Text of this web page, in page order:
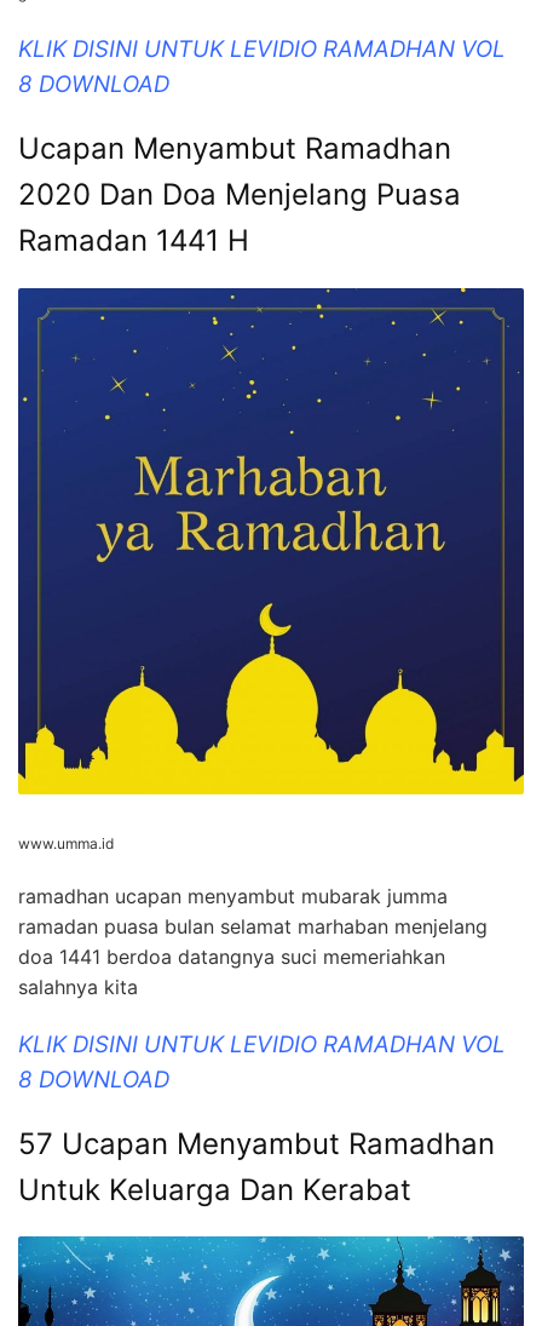
KLIK DISINI UNTUK LEVIDIO RAMADHAN VOL
8 DOWNLOAD
Ucapan Menyambut Ramadhan
2020 Dan Doa Menjelang Puasa
Ramadan 1441 H
www.umma.id
ramadhan ucapan menyambut mubarak jumma
ramadan puasa bulan selamat marhaban menjelang
doa 1441 berdoa datangnya suci memeriahkan
salahnya kita
KLIK DISINI UNTUK LEVIDIO RAMADHAN VOL
8 DOWNLOAD
57 Ucapan Menyambut Ramadhan
Untuk Keluarga Dan Kerabat